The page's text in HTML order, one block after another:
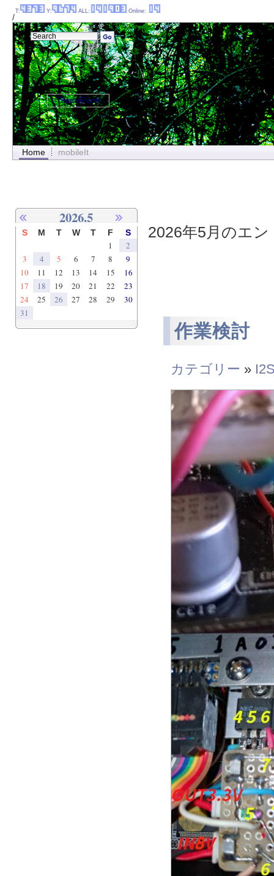
/
Home mobileIt
2026年5月のエ
作業検討
カテゴリー »
2026.5
S M T W T F S
1
2
3
4 5 6 7 8
9
10
11 12 13 14 15
16
17
18 19 20 21 22
23
24
25 26 27 28 29
30
31
T: Y: ALL: Online:
ThemePanel